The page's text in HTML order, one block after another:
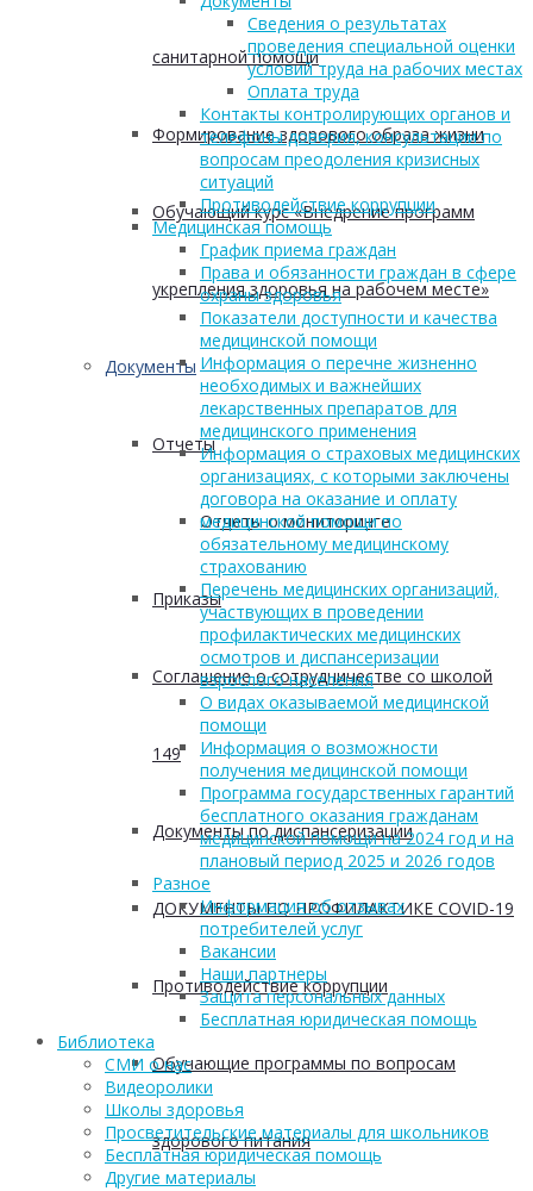
санитарной помощи
Формирование здорового образа жизни
Обучающий курс «Внедрение программ
укрепления здоровья на рабочем месте»
Документы
Отчеты
Отчеты о мониторинге
Приказы
Соглашение о сотрудничестве со школой
149
Документы по диспансеризации
ДОКУМЕНТЫ ПО ПРОФИЛАКТИКЕ COVID-19
Противодействие коррупции
Обучающие программы по вопросам
здорового питания
Сведения о результатах
проведения специальной оценки
условий труда на рабочих местах
Оплата труда
Контакты контролирующих органов и
телефоны доверия, консультации по
вопросам преодоления кризисных
ситуаций
Противодействие коррупции
Медицинская помощь
График приема граждан
Права и обязанности граждан в сфере
охраны здоровья
Показатели доступности и качества
медицинской помощи
Информация о перечне жизненно
необходимых и важнейших
лекарственных препаратов для
медицинского применения
Информация о страховых медицинских
организациях, с которыми заключены
договора на оказание и оплату
медицинской помощи по
обязательному медицинскому
страхованию
Перечень медицинских организаций,
участвующих в проведении
профилактических медицинских
осмотров и диспансеризации
взрослого населения
О видах оказываемой медицинской
помощи
Информация о возможности
получения медицинской помощи
Программа государственных гарантий
бесплатного оказания гражданам
медицинской помощи на 2024 год и на
плановый период 2025 и 2026 годов
Разное
Информация об отзывах
потребителей услуг
Вакансии
Наши партнеры
Защита персональных данных
Бесплатная юридическая помощь
Библиотека
СМИ о нас
Видеоролики
Школы здоровья
Просветительские материалы для школьников
Бесплатная юридическая помощь
Другие материалы